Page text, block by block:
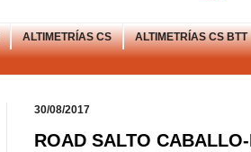
ALTIMETRÍAS CS ALTIMETRÍAS CS BTT
30/08/2017
ROAD SALTO